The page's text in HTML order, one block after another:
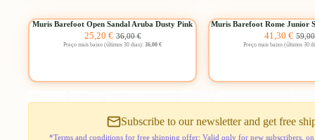
Aruba
Muris
Aruba
Dusty
Pink
Muris Barefoot Open Sandal Aruba Dusty Pink
Sale
price
25,20 € Regular
price
36,00 €
Preço mais baixo (últimos 30 dias): 36,00 €
Muris
Sandal
Tan
Brown
Muris Barefoot Rome Junior
Sale
price
41,30 €
Preço mais baixo (últimos 30
Subscribe to our newsletter and get free
*Terms and conditions for free shipping offer: Valid only for new subscribers,